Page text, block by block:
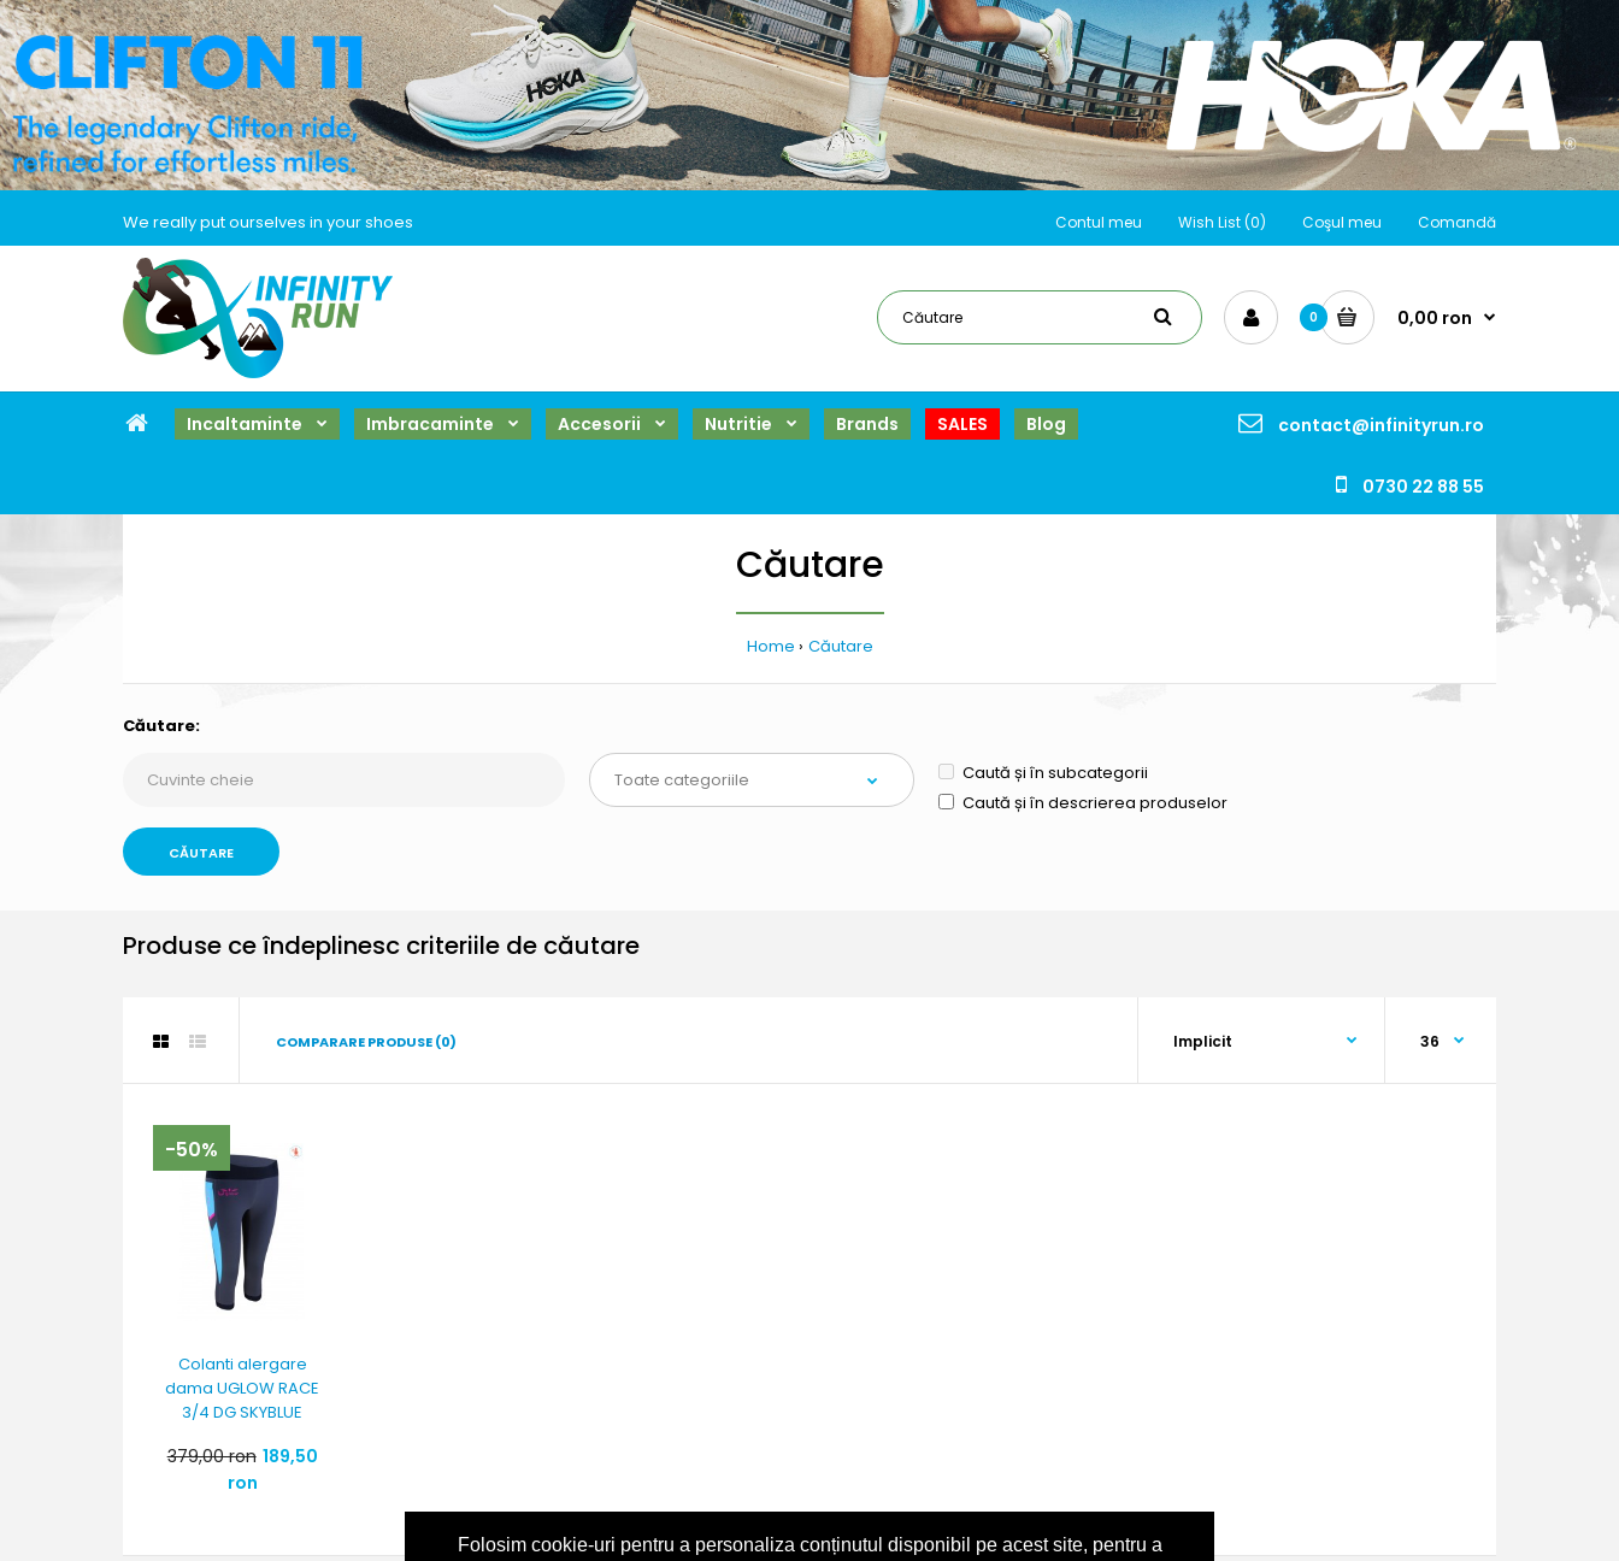
Folosim cookie-uri pentru a personaliza conținutul disponibil pe acest site, pentru a
We really put ourselves in your shoes Contul meu Wish List (0) Coşul meu Comandă
0 0,00 ron
Incaltaminte Imbracaminte Accesorii Nutritie Brands SALES Blog contact@infinityrun.ro
0730 22 88 55
Căutare
Home Căutare
Căutare:
Caută și în subcategorii
Caută și în descrierea produselor
Produse ce îndeplinesc criteriile de căutare
COMPARARE PRODUSE (0)
-50%
Colanti alergare
dama UGLOW RACE
3/4 DG SKYBLUE
379,00 ron 189,50
ron